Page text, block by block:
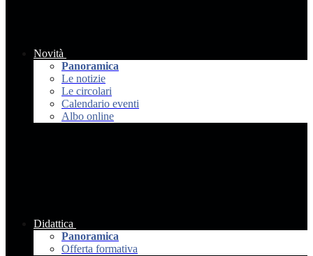
Novità
Panoramica
Le notizie
Le circolari
Calendario eventi
Albo online
Didattica
Panoramica
Offerta formativa